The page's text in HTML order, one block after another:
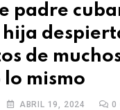
padre
de
mismo
ABRIL 19, 2024 0